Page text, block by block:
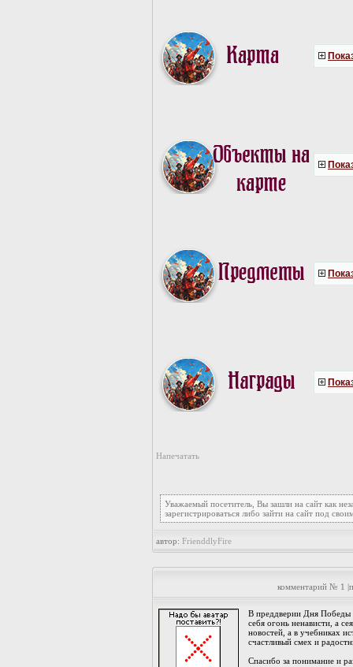
Напечатать
Уважаемый посетитель, Вы зашли на сайт как
зарегистрироваться либо зайти на сайт под
автор: FrienddlyFire
комментарий № 1
В преддверии Дня Победы
себя огонь ненависти, а
новостей, а в учебниках
счастливый смех и
Спасибо за понимание и